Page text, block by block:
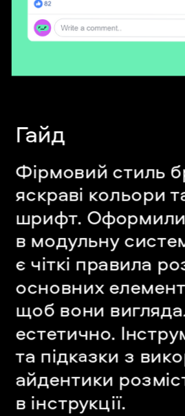
Гайд
Фірмовий стиль
яскраві кольори
шрифт.
в модульну
є чіткі правила
основних
щоб вони
естетично.
та підказки з
айдентики
в інструкції.